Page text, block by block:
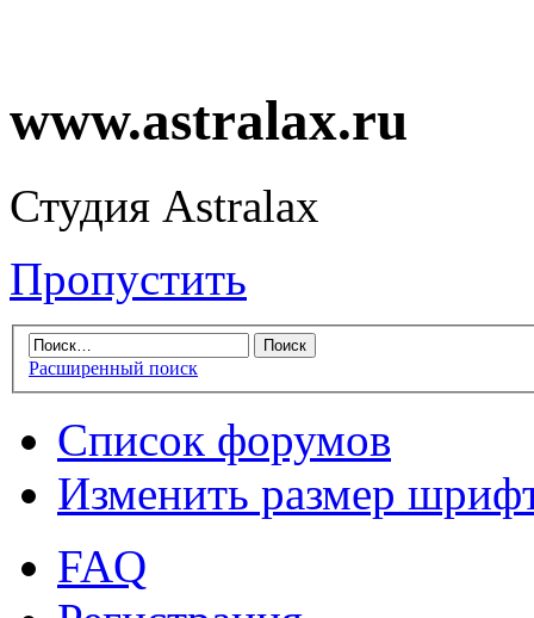
www.astralax.ru
Студия Astralax
Пропустить
Расширенный поиск
Список форумов
Изменить размер
FAQ